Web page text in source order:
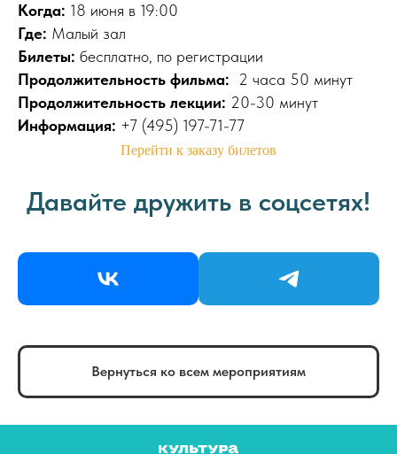
Когда: 18 июня в 19:00
Где: Малый зал
Билеты: бесплатно, по регистрации
Продолжительность фильма: 2 часа 50 минут
Продолжительность лекции: 20-30 минут
Информация: +7 (495) 197-71-77
Перейти к заказу билетов
Давайте дружить в соцсетях!
Вернуться ко всем мероприятиям